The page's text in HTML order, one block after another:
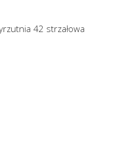
42 strzałowa